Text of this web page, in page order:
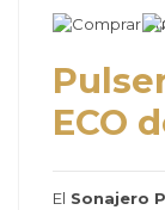
ECO
El Sonajero